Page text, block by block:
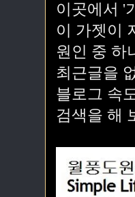
이곳에서 '
이 가젯이
원인 중 하
최근글을
블로그 속
검색을 해